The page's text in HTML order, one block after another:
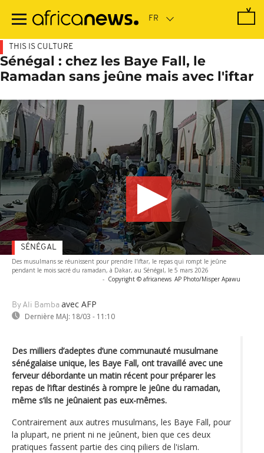
contenu
THIS IS CULTURE
Sénégal : chez les Baye Fall, le
Ramadan sans jeûne mais avec l'iftar
Des musulmans se réunissent pour prendre l'iftar, le repas qui rompt le jeûne
pendant le mois sacré du ramadan, à Dakar, au Sénégal, le 5 mars 2026
- Copyright © africanews AP Photo/Misper Apawu
By Ali Bamba avec AFP
Dernière MAJ: 18/03 - 11:10
SÉNÉGAL
Des milliers d’adeptes d’une communauté musulmane
sénégalaise unique, les Baye Fall, ont travaillé avec une
ferveur débordante un matin récent pour préparer les
repas de l’iftar destinés à rompre le jeûne du ramadan,
même s’ils ne jeûnaient pas eux-mêmes.
Contrairement aux autres musulmans, les Baye Fall, pour
la plupart, ne prient ni ne jeûnent, bien que ces deux
pratiques fassent partie des cinq piliers de l'islam.